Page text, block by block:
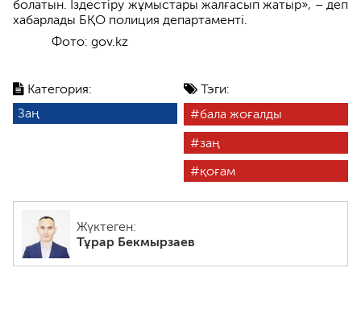
Категория:
Заң
Тэги:
бала жоғалды
заң
қоғам
Жүктеген:
Тұрар Бекмырзаев
болатын. Іздестіру жұмыстары жалғасып жатыр», – деп
хабарлады БҚО полиция департаменті.
Фото: gov.kz